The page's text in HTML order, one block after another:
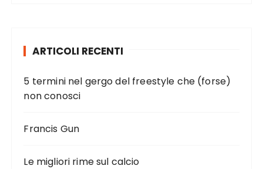
ARTICOLI RECENTI
5 termini nel gergo del freestyle che (forse)
non conosci
Francis Gun
Le migliori rime sul calcio